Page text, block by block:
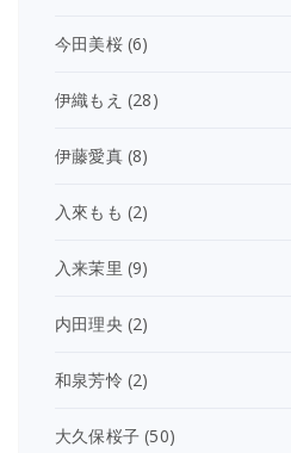
今田美桜(6)
伊織もえ (28)
伊藤愛真(8)
入來もも (2)
入来茉里 (9)
内田理央 (2)
和泉芳怜 (2)
大久保桜子 (50)